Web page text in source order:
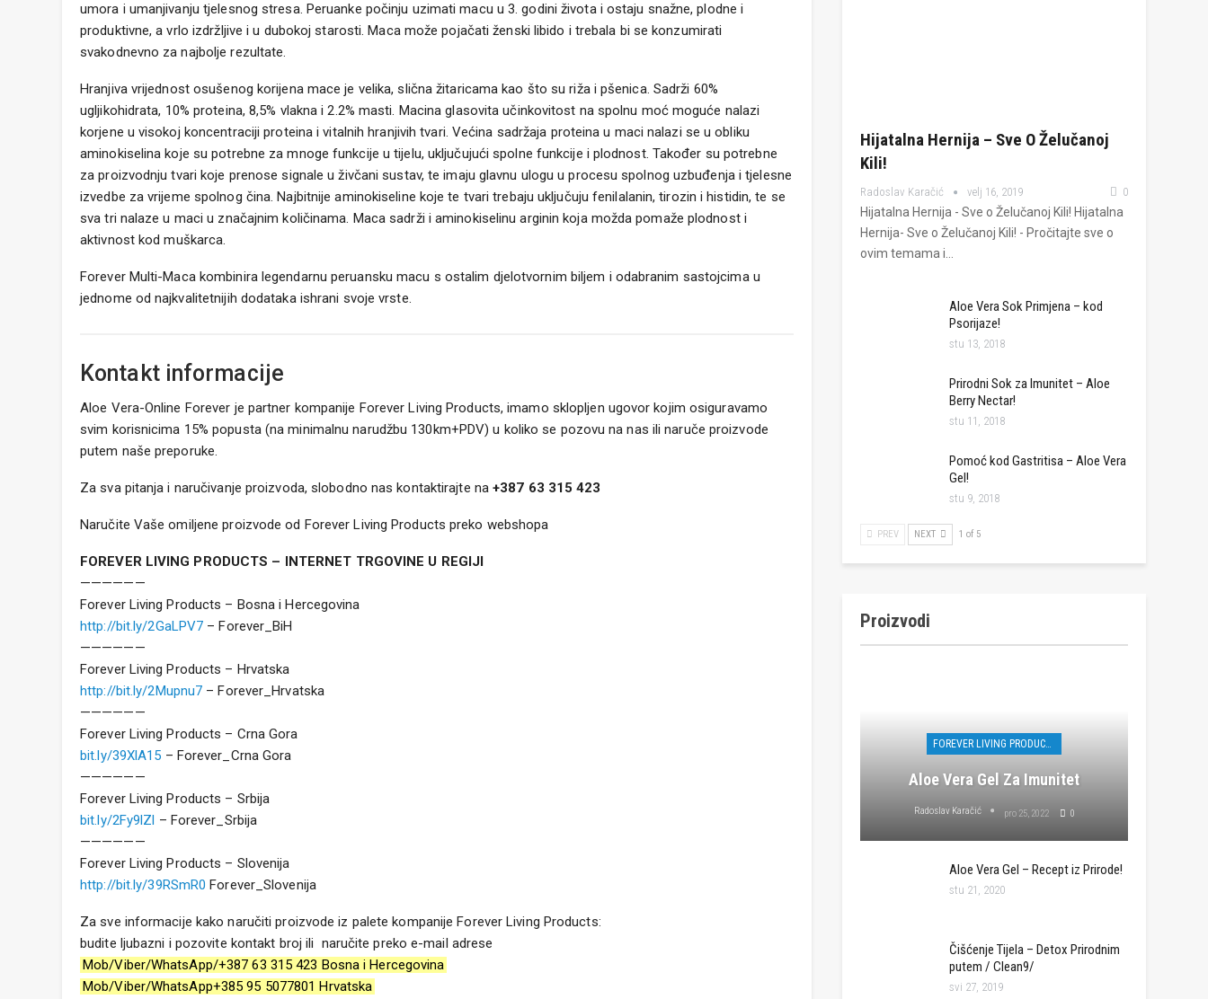
umora i umanjivanju tjelesnog stresa. Peruanke počinju uzimati macu u 3. godini života i ostaju snažne, plodne i
produktivne, a vrlo izdržljive i u dubokoj starosti. Maca može pojačati ženski libido i trebala bi se konzumirati
svakodnevno za najbolje rezultate.
Hranjiva vrijednost osušenog korijena mace je velika, slična žitaricama kao što su riža i pšenica. Sadrži 60%
ugljikohidrata, 10% proteina, 8,5% vlakna i 2.2% masti. Macina glasovita učinkovitost na spolnu moć moguće nalazi
korjene u visokoj koncentraciji proteina i vitalnih hranjivih tvari. Većina sadržaja proteina u maci nalazi se u obliku
aminokiselina koje su potrebne za mnoge funkcije u tijelu, uključujući spolne funkcije i plodnost. Također su potrebne
za proizvodnju tvari koje prenose signale u živčani sustav, te imaju glavnu ulogu u procesu spolnog uzbuđenja i tjelesne
izvedbe za vrijeme spolnog čina. Najbitnije aminokiseline koje te tvari trebaju uključuju fenilalanin, tirozin i histidin, te se
sva tri nalaze u maci u značajnim količinama. Maca sadrži i aminokiselinu arginin koja možda pomaže plodnost i
aktivnost kod muškarca.
Forever Multi-Maca kombinira legendarnu peruansku macu s ostalim djelotvornim biljem i odabranim sastojcima u
jednome od najkvalitetnijih dodataka ishrani svoje vrste.
Kontakt informacije
Aloe Vera-Online Forever je partner kompanije Forever Living Products, imamo sklopljen ugovor kojim osiguravamo
svim korisnicima 15% popusta (na minimalnu narudžbu 130km+PDV) u koliko se pozovu na nas ili naruče proizvode
putem naše preporuke.
Za sva pitanja i naručivanje proizvoda, slobodno nas kontaktirajte na +387 63 315 423
Naručite Vaše omiljene proizvode od Forever Living Products preko webshopa
FOREVER LIVING PRODUCTS – INTERNET TRGOVINE U REGIJI
——————
Forever Living Products – Bosna i Hercegovina
http://bit.ly/2GaLPV7 – Forever_BiH
——————
Forever Living Products – Hrvatska
http://bit.ly/2Mupnu7 – Forever_Hrvatska
——————
Forever Living Products – Crna Gora
bit.ly/39XlA15 – Forever_Crna Gora
——————
Forever Living Products – Srbija
bit.ly/2Fy9lZl – Forever_Srbija
——————
Forever Living Products – Slovenija
http://bit.ly/39RSmR0 Forever_Slovenija
Za sve informacije kako naručiti proizvode iz palete kompanije Forever Living Products:
budite ljubazni i pozovite kontakt broj ili naručite preko e-mail adrese
Mob/Viber/WhatsApp/+387 63 315 423 Bosna i Hercegovina
Mob/Viber/WhatsApp+385 95 5077801 Hrvatska
Hijatalna Hernija – Sve O Želučanoj
Kili!
Radoslav Karačić velj 16, 2019 0
Hijatalna Hernija - Sve o Želučanoj Kili! Hijatalna
Hernija- Sve o Želučanoj Kili! - Pročitajte sve o
ovim temama i…
Aloe Vera Sok Primjena – kod
Psorijaze!
stu 13, 2018
Prirodni Sok za Imunitet – Aloe
Berry Nectar!
stu 11, 2018
Pomoć kod Gastritisa – Aloe Vera
Gel!
stu 9, 2018
PREV NEXT 1 of 5
Proizvodi
FOREVER LIVING PRODUCTS
Aloe Vera Gel Za Imunitet
Radoslav Karačić pro 25, 2022 0
Aloe Vera Gel – Recept iz Prirode!
stu 21, 2020
Čišćenje Tijela – Detox Prirodnim
putem / Clean9/
svi 27, 2019